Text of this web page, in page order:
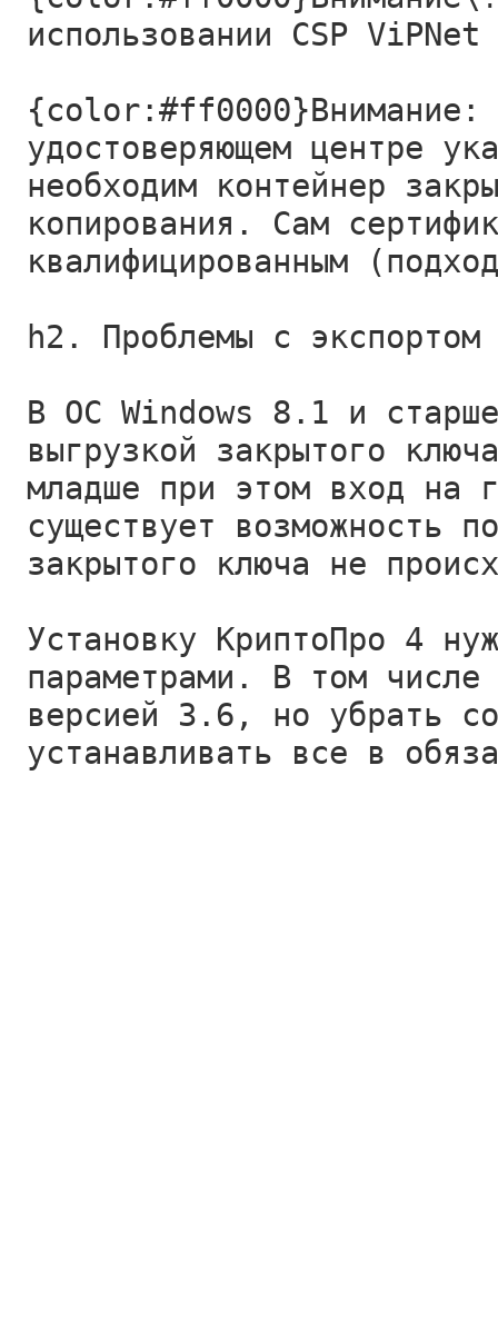
использовании CSP
{color:#ff0000}Внимание:
удостоверяющем центре
необходим контейнер
копирования. Сам
квалифицированным
h2. Проблемы с
В ОС Windows 8.1 и
выгрузкой закрытого
младше при этом вход на
существует возможность
закрытого ключа не
Установку КриптоПро 4
параметрами. В том числе
версией 3.6, но убрать
устанавливать все в